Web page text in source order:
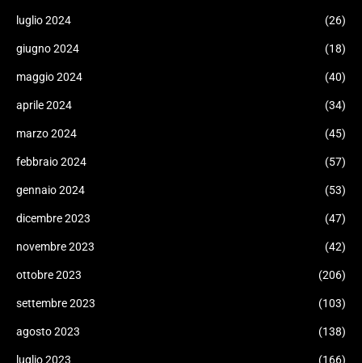
luglio 2024 (26)
giugno 2024 (18)
maggio 2024 (40)
aprile 2024 (34)
marzo 2024 (45)
febbraio 2024 (57)
gennaio 2024 (53)
dicembre 2023 (47)
novembre 2023 (42)
ottobre 2023 (206)
settembre 2023 (103)
agosto 2023 (138)
luglio 2023 (166)